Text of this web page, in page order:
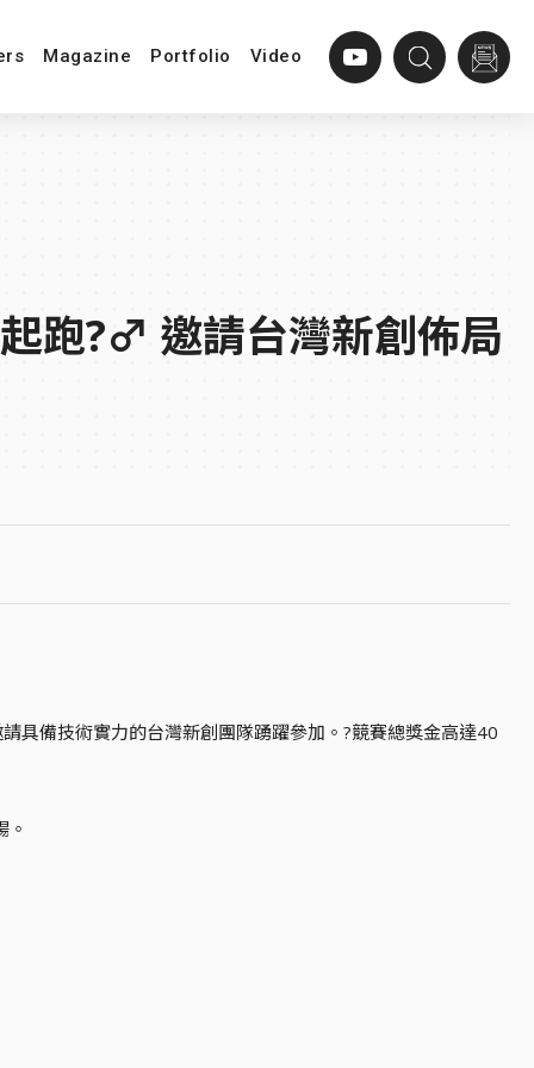
Magazine Portfolio Video
跑?‍♂️ 邀請台灣新創佈局
具備技術實力的台灣新創團隊踴躍參加。?競賽總獎金高達40